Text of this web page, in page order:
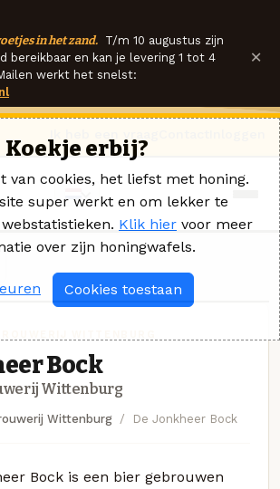
in het zand. T/m 10 augustus zijn
bereikbaar en kan je levering 1 tot 4
werkt het snelst:
×
Bock
Wittenburg
Wittenburg De Jonkheer Bock
Bock is een bier gebrouwen
Koekje erbij?
van cookies, het liefst met honing.
super werkt en om lekker te
Klik hier voor meer
over zijn honingwafels.
Cookies toestaan